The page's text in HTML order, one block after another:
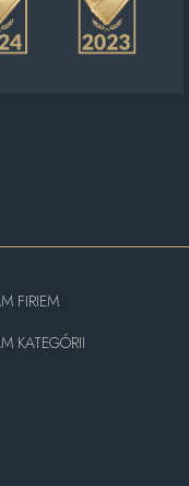
FIRIEM
KATEGÓRII